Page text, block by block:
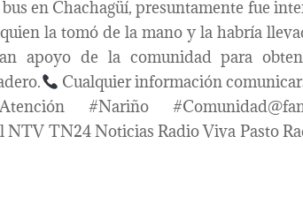
en Chachagüí, presuntamente fue
la tomó de la mano y la habría
apoyo de la comunidad para
Cualquier información
#Nariño
NTV TN24 Noticias Radio Viva Pasto